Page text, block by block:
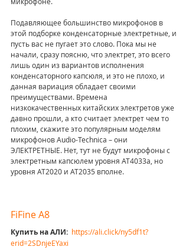
Подавляющее большинство микрофонов в
этой подборке конденсаторные электретные, и
пусть вас не пугает это слово. Пока мы не
начали, сразу поясню, что электрет, это всего
лишь один из вариантов исполнения
конденсаторного капсюля, и это не плохо, и
данная вариация обладает своими
преимуществами. Времена
низкокачественных китайских электретов уже
давно прошли, а кто считает электрет чем то
плохим, скажите это популярным моделям
микрофонов Audio-Teсhnica – они
ЭЛЕКТРЕТНЫЕ. Нет, тут не будут микрофоны с
электретным капсюлем уровня AT4033a, но
уровня AT2020 и AT2035 вполне.
FiFine A8
Купить на АЛИ: https://ali.click/ny5df1t?
erid=2SDnjeEYaxi